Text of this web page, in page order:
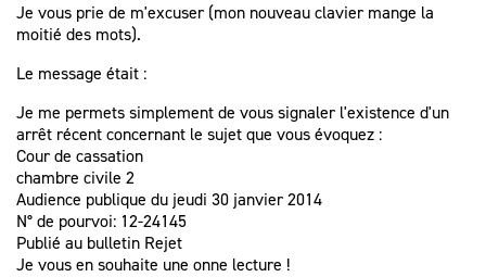
Je vous prie de m'excuser (mon nouveau clavier mange la
moitié des mots).
Le message était :
Je me permets simplement de vous signaler l'existence d'un
arrêt récent concernant le sujet que vous évoquez :
Cour de cassation
chambre civile 2
Audience publique du jeudi 30 janvier 2014
N° de pourvoi: 12-24145
Publié au bulletin Rejet
Je vous en souhaite une onne lecture !